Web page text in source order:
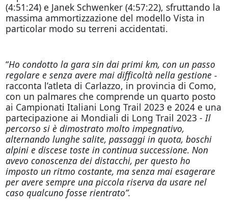
(4:51:24) e Janek Schwenker (4:57:22), sfruttando la
massima ammortizzazione del modello Vista in
particolar modo su terreni accidentati.
“Ho condotto la gara sin dai primi km, con un passo
regolare e senza avere mai difficoltà nella gestione -
racconta l’atleta di Carlazzo, in provincia di Como,
con un palmares che comprende un quarto posto
ai Campionati Italiani Long Trail 2023 e 2024 e una
partecipazione ai Mondiali di Long Trail 2023 - Il
percorso si è dimostrato molto impegnativo,
alternando lunghe salite, passaggi in quota, boschi
alpini e discese toste in continua successione. Non
avevo conoscenza dei distacchi, per questo ho
imposto un ritmo costante, ma senza mai esagerare
per avere sempre una piccola riserva da usare nel
caso qualcuno fosse rientrato”.